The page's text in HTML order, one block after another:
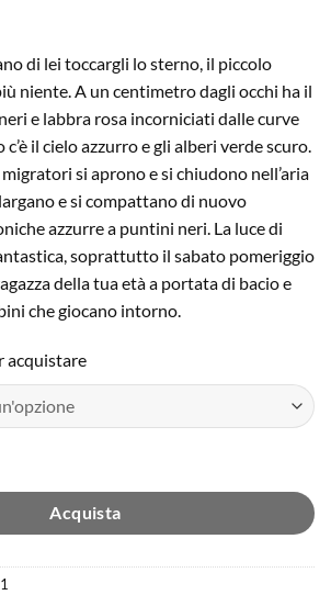
di lei toccargli lo sterno, il piccolo
niente. A un centimetro dagli occhi ha il
e labbra rosa incorniciati dalle curve
il cielo azzurro e gli alberi verde scuro.
si aprono e si chiudono nell’aria
e si compattano di nuovo
azzurre a puntini neri. La luce di
soprattutto il sabato pomeriggio
della tua età a portata di bacio e
che giocano intorno.
acquistare
Acquista